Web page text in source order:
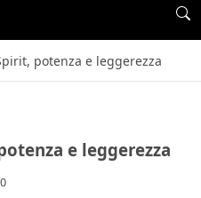
potenza e leggerezza
e leggerezza